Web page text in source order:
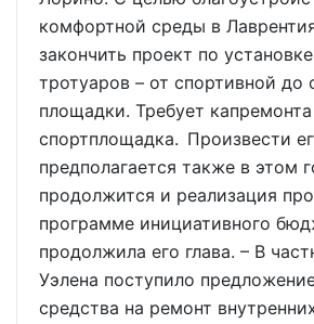
комфортной среды в
закончить проект по
тротуаров – от спортивной до
площадки. Требует
спортплощадка. Произвести
предполагается также в этом
продолжится и реализация
программе инициативного
продолжила его глава. – В
Уэлена поступило
средства на ремонт